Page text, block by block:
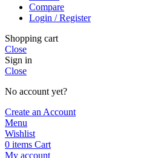
Compare
Login / Register
Shopping cart
Close
Sign in
Close
No account yet?
Create an Account
Menu
Wishlist
0 items Cart
My account